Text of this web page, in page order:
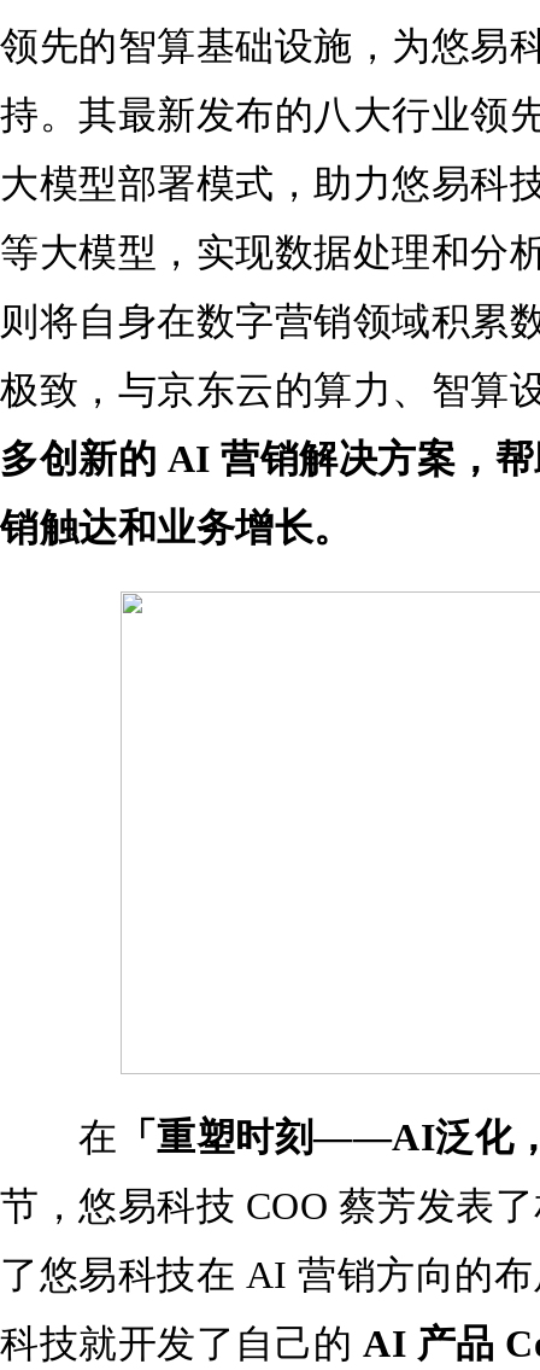
领先的智算基础设施，为悠易
持。其最新发布的八大行业领
大模型部署模式，助力悠易科
等大模型，实现数据处理和分
则将自身在数字营销领域积累
极致，与京东云的算力、智算
多创新的 AI 营销解决方案，
销触达和业务增长。
在 「重塑时刻——AI泛化
节，悠易科技 COO 蔡芳发表
了悠易科技在 AI 营销方向的
科技就开发了自己的 AI 产品